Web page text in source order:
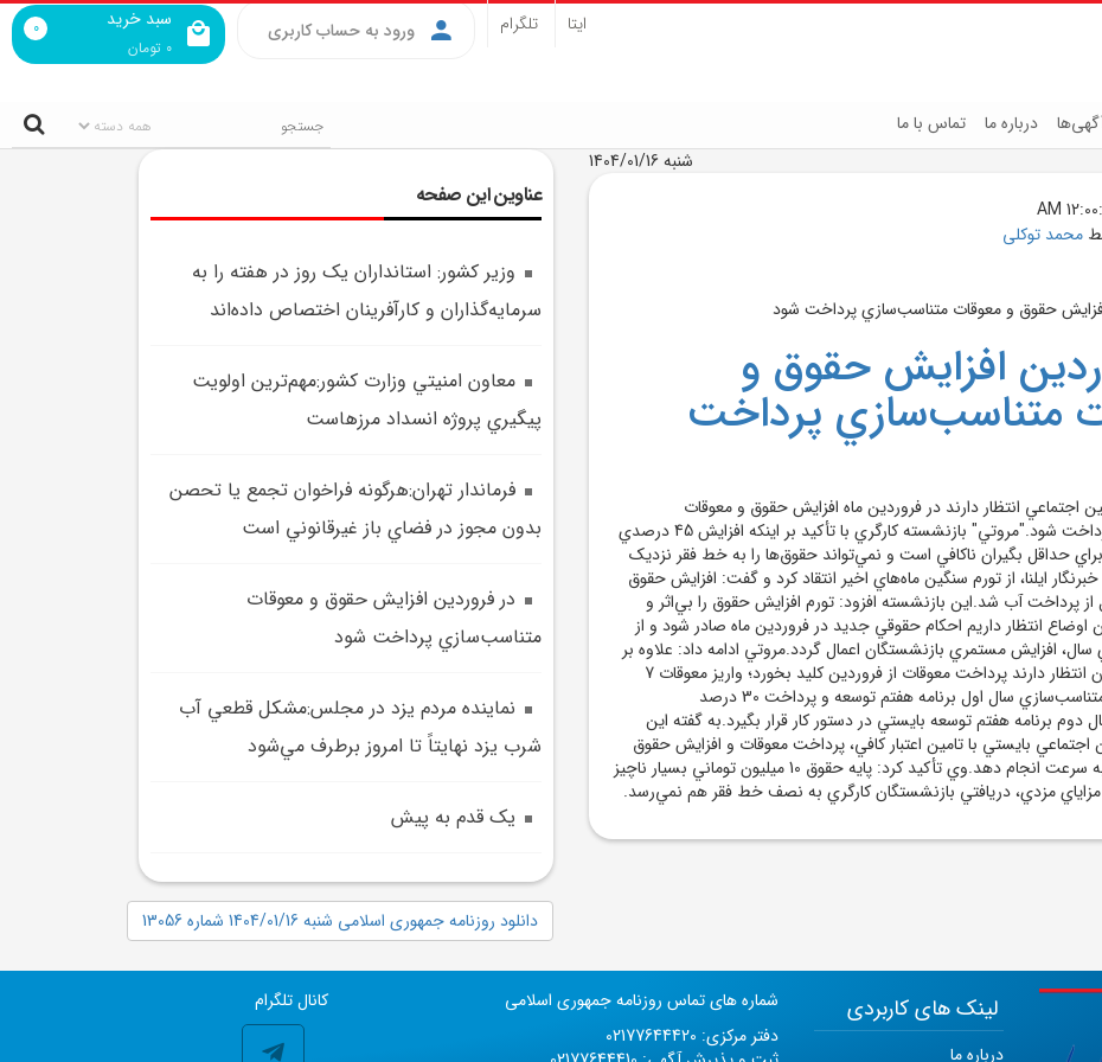
سبد خرید
0 تومان
0 ورود به حساب کاربری ایتا تلگرام
درباره ما تماس با ما
شنبه 1404/01/16
محمد توکلی
افزايش حقوق و
متناسب‌سازي پرداخت
اجتماعي انتظار دارند در فروردين ماه افزايش حقوق و معوقات
متناسب‌سازي پرداخت شود."مروتي" بازنشسته کارگري با تأکيد بر اينکه افزايش 45 درصدي
حداقل بگيران ناکافي است و نمي‌تواند حقوق‌ها را به خط فقر نزديک
ايلنا، از تورم سنگين ماه‌هاي اخير انتقاد کرد و گفت: افزايش حقوق
از پرداخت آب شد.اين بازنشسته افزود: تورم افزايش حقوق را بي‌اثر و
اوضاع انتظار داريم احکام حقوقي جديد در فروردين ماه صادر شود و از
سال، افزايش مستمري بازنشستگان اعمال گردد.مروتي ادامه داد: علاوه بر
اينها، بازنشستگان انتظار دارند پرداخت معوقات از فروردين کليد بخورد؛ واريز معوقات 7
ماهه 40 درصد متناسب‌سازي سال اول برنامه هفتم توسعه و پرداخت 30 درصد
برنامه هفتم توسعه بايستي در دستور کار قرار بگيرد.به گفته اين
اجتماعي بايستي با تامين اعتبار کافي، پرداخت معوقات و افزايش حقوق
بازنشستگان را به سرعت انجام دهد.وي تأکيد کرد: پايه حقوق 10 ميليون توماني بسيار ناچيز
مزدي، دريافتي بازنشستگان کارگري به نصف خط فقر هم نمي‌رسد.
عناوین این صفحه
وزير کشور: استانداران يک روز در هفته را به
سرمايه‌گذاران و کارآفرينان اختصاص داده‌اند
معاون امنيتي وزارت کشور:مهم‌ترين اولويت
پيگيري پروژه انسداد مرزهاست
فرماندار تهران:هرگونه فراخوان تجمع يا تحصن
بدون مجوز در فضاي باز غيرقانوني است
در فروردين افزايش حقوق و معوقات
متناسب‌سازي پرداخت شود
نماينده مردم يزد در مجلس:مشکل قطعي آب
شرب يزد نهايتاً تا امروز برطرف مي‌شود
يک قدم به پيش
دانلود روزنامه جمهوری اسلامی شنبه 1404/01/16 شماره 13056
کانال تلگرام
شماره های تماس روزنامه جمهوری اسلامی
دفتر مرکزی: 02177644420
لینک های کاربردی
درباره ما